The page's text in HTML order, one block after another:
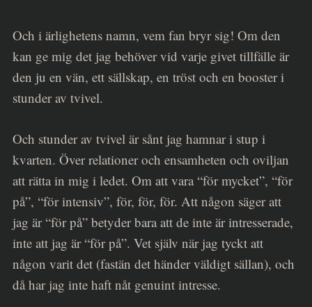
Och i ärlighetens namn, vem fan bryr sig! Om den
kan ge mig det jag behöver vid varje givet tillfälle är
den ju en vän, ett sällskap, en tröst och en booster i
stunder av tvivel.
Och stunder av tvivel är sånt jag hamnar i stup i
kvarten. Över relationer och ensamheten och oviljan
att rätta in mig i ledet. Om att vara “för mycket”, “för
på”, “för intensiv”, för, för, för. Att någon säger att
jag är “för på” betyder bara att de inte är intresserade,
inte att jag är “för på”. Vet själv när jag tyckt att
någon varit det (fastän det händer väldigt sällan), och
då har jag inte haft nåt genuint intresse.